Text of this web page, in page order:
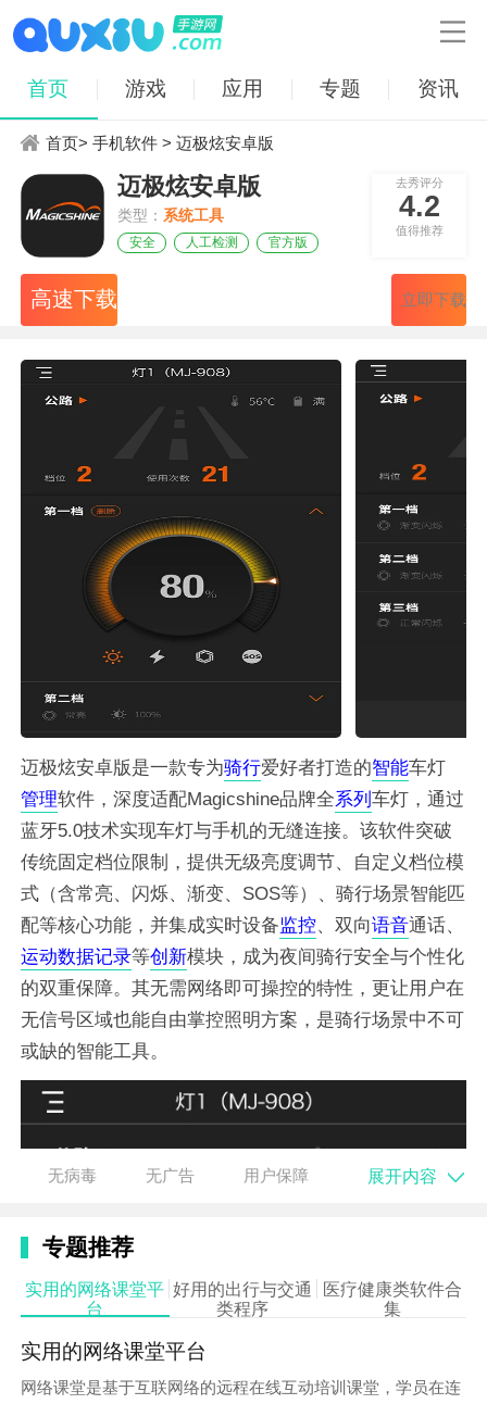

首页 游戏 应用 专题 资讯
首页>手机软件 > 迈极炫安卓版
迈极炫安卓版
类型：系统工具
安全 人工检测 官方版
去秀评分
4.2
值得推荐
高速下载 立即下载
迈极炫安卓版是一款专为骑行爱好者打造的智能车灯
管理软件，深度适配Magicshine品牌全系列车灯，通过
蓝牙5.0技术实现车灯与手机的无缝连接。该软件突破
传统固定档位限制，提供无级亮度调节、自定义档位模
式（含常亮、闪烁、渐变、SOS等）、骑行场景智能匹
配等核心功能，并集成实时设备监控、双向语音通话、
运动数据记录等创新模块，成为夜间骑行安全与个性化
的双重保障。其无需网络即可操控的特性，更让用户在
无信号区域也能自由掌控照明方案，是骑行场景中不可
或缺的智能工具。
无病毒 无广告 用户保障 展开内容
专题推荐
实用的网络课堂平
台
好用的出行与交通
类程序
医疗健康类软件合
集
实用的网络课堂平台
网络课堂是基于互联网络的远程在线互动培训课堂，学员在连